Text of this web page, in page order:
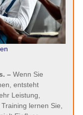
– Wenn Sie
entsteht
Leistung,
lernen Sie,